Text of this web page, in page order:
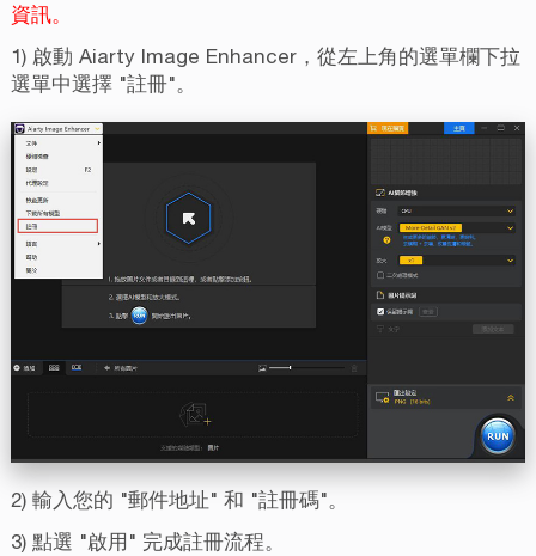
資訊。
1) 啟動 Aiarty Image Enhancer，從左上角的選單欄下拉
選單中選擇 "註冊"。
2) 輸入您的 "郵件地址" 和 "註冊碼"。
3) 點選 "啟用" 完成註冊流程。